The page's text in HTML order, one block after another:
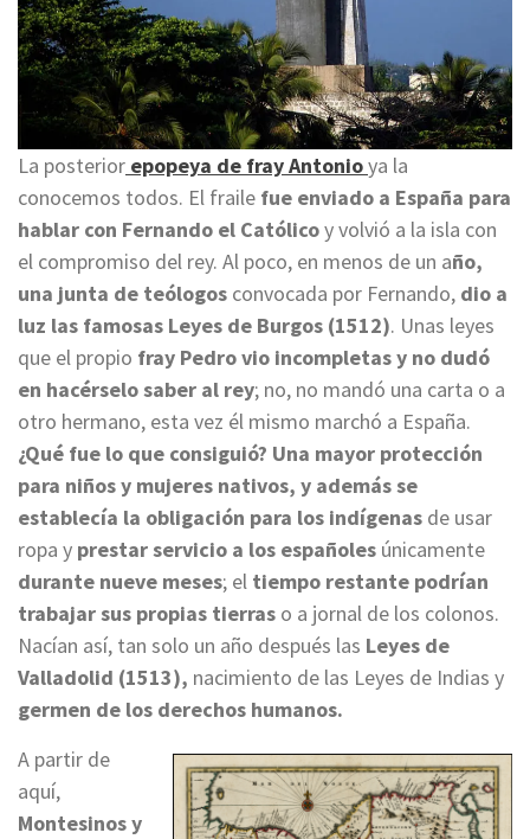
La posterior epopeya de fray Antonioya la
conocemos todos. El fraile fue enviado a España para
hablar con Fernando el Católicoy volvió a la isla con
el compromiso del rey. Al poco, en menos de un año,
una junta de teólogos convocada por Fernando, dio a
luz las famosas Leyes de Burgos (1512). Unas leyes
que el propio fray Pedro vio incompletas y no dudó
en hacérselo saber al rey; no, no mandó una carta o a
otro hermano, esta vez él mismo marchó a España.
¿Qué fue lo que consiguió? Una mayor protección
para niños y mujeres nativos, y además se
establecía la obligación para los indígenas de usar
ropa y prestar servicio a los españoles únicamente
durante nueve meses; el tiempo restante podrían
trabajar sus propias tierras o a jornal de los colonos.
Nacían así, tan solo un año después las Leyes de
Valladolid (1513), nacimiento de las Leyes de Indias y
germen de los derechos humanos.
A partir de
aquí,
Montesinos y